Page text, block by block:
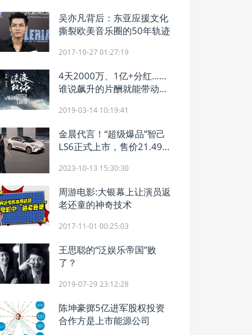
吴亦凡背后：东亚应援文化
撕裂欧美音乐圈的50年轨迹
2017-10-27 01:27:19
4天2000万、1亿+分红……
谁说飙升的片酬就能带动好
2019-03-14 10:19:41
金晨代言！“超级爆品”智己
LS6正式上市，售价21.49万
2023-10-13 15:30:30
周游电影:大银幕上让演员返
老还童的神奇技术
2017-11-01 00:25:03
王思聪的“泛娱乐帝国”败
了？
2019-07-29 23:12:28
陈坤豪掷5亿进军股权投资
合作方是上市能源公司